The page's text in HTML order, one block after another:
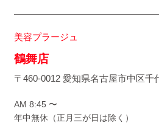
美容プラージュ
鶴舞店
〒460-0012 愛知県名古屋市中区千
AM 8:45 〜
年中無休（正月三が日は除く）